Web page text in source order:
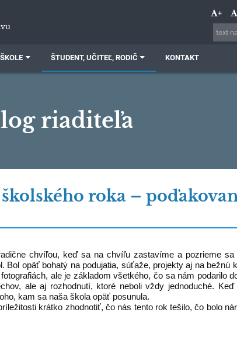
+
ŠTUDENT, UČITEĽ, RODIČ KONTAKT
riaditeľa
roka –
chvíľou, keď sa na chvíľu zastavíme a pozrieme
Bol opäť bohatý na podujatia, súťaže, projekty aj na bežnú
ale je základom všetkého, čo sa nám podarilo
ale aj rozhodnutí, ktoré neboli vždy jednoduché.
kam sa naša škola opäť posunula.
krátko zhodnotiť, čo nás tento rok tešilo, čo bolo